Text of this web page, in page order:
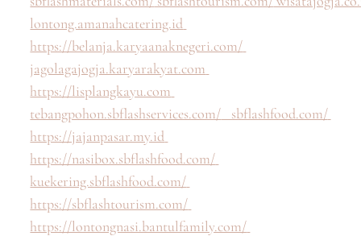
lontong.amanahcatering.id
https://belanja.karyaanaknegeri.com/
jagolagajogja.karyarakyat.com
https://lisplangkayu.com
tebangpohon.sbflashservices.com/ sbflashfood.com/
https://jajanpasar.my.id
https://nasibox.sbflashfood.com/
kuekering.sbflashfood.com/
https://sbflashtourism.com/
https://lontongnasi.bantulfamily.com/